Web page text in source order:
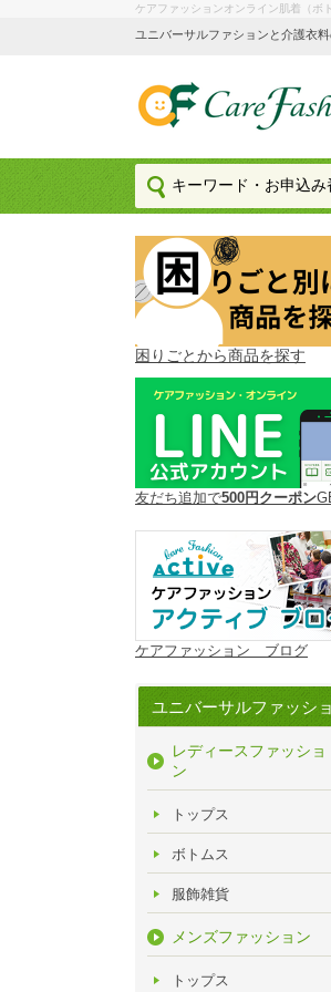
ケアファッションオンライン肌着（ボ
ユニバーサルファションと介護衣
困りごとから商品を探す
友だち追加で500円クーポン
ケアファッション ブログ
ユニバーサルファッシ
レディースファッショ
ン
トップス
ボトムス
服飾雑貨
メンズファッション
トップス